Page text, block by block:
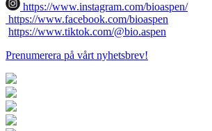
https://www.instagram.com/bioaspen/
https://www.facebook.com/bioaspen
https://www.tiktok.com/@bio.aspen
Prenumerera på vårt nyhetsbrev!